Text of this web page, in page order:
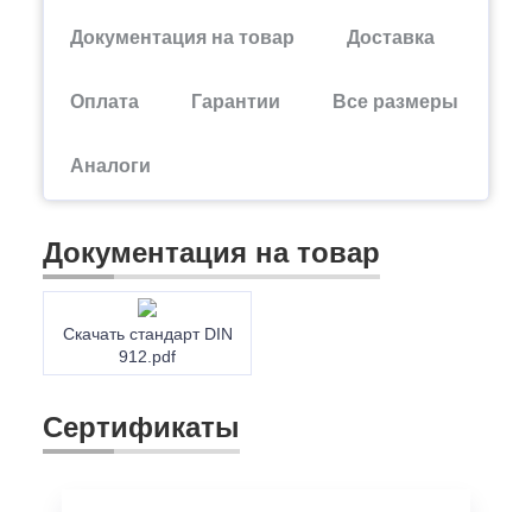
Документация на товар Доставка
Оплата Гарантии Все размеры
Аналоги
Документация на товар
Скачать стандарт DIN
912.pdf
Сертификаты